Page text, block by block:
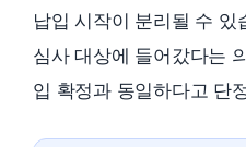
납입 시작이 분리될 수 있
심사 대상에 들어갔다는
입 확정과 동일하다고 단